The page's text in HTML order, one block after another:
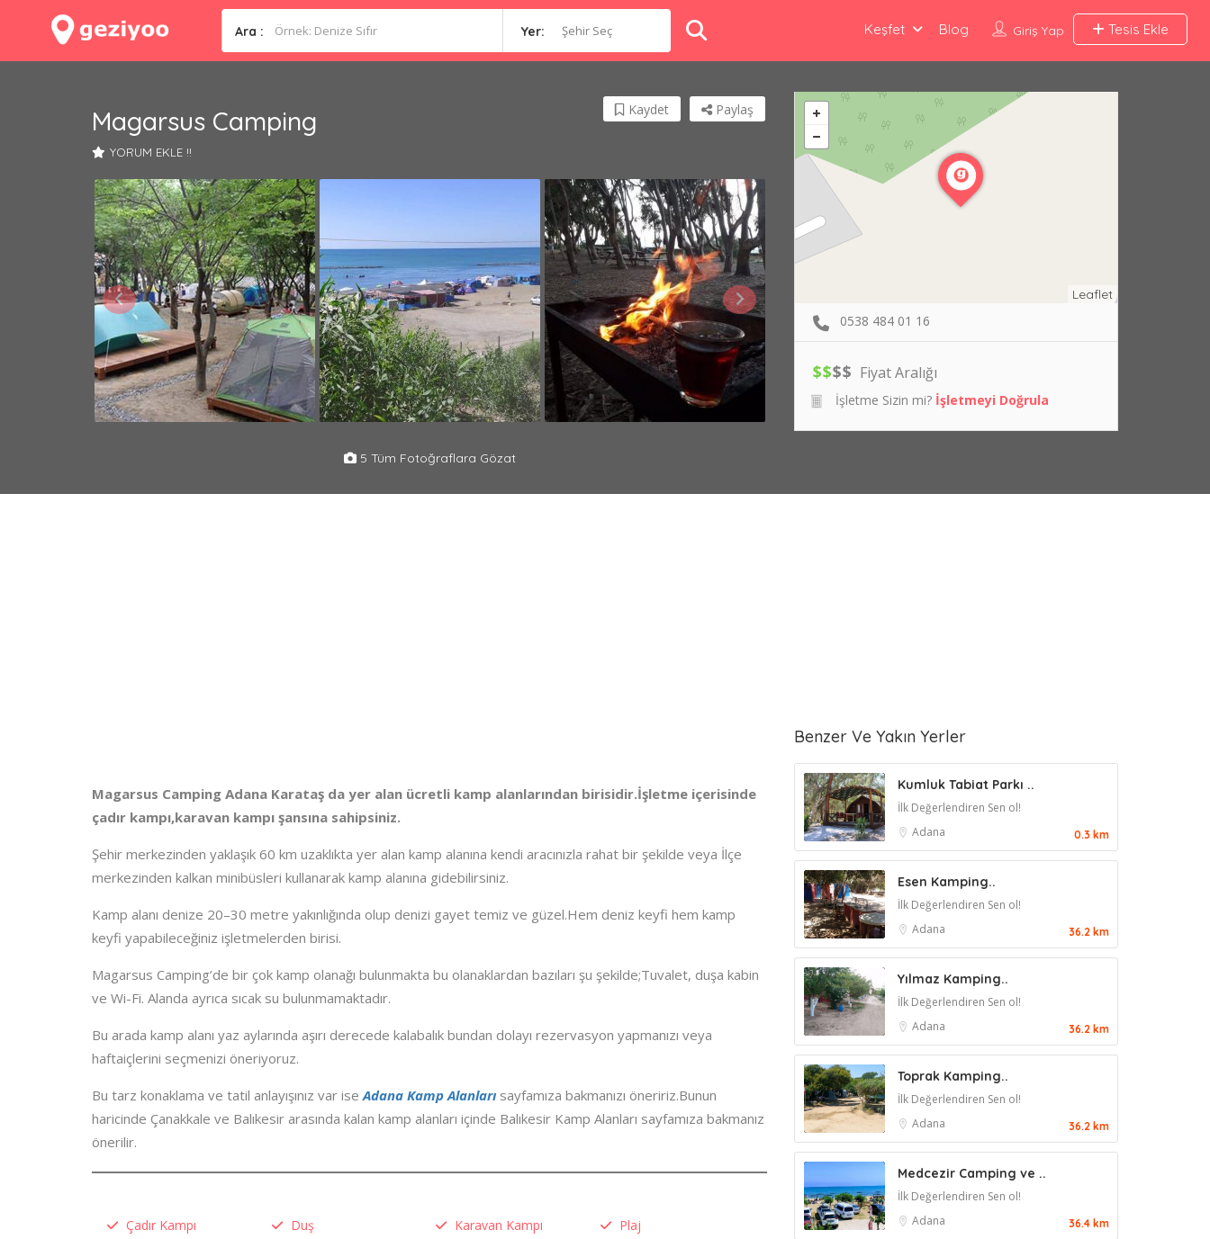
Ara : Yer: Şehir Seç Giriş Yap Tesis Ekle
Keşfet Blog
Magarsus Camping
YORUM EKLE !!
Paylaş
Kaydet
5 Tüm Fotoğraflara Gözat
Magarsus Camping Adana Karataş da yer alan ücretli kamp alanlarından birisidir.İşletme içerisinde
çadır kampı,karavan kampı şansına sahipsiniz.
Şehir merkezinden yaklaşık 60 km uzaklıkta yer alan kamp alanına kendi aracınızla rahat bir şekilde veya İlçe
merkezinden kalkan minibüsleri kullanarak kamp alanına gidebilirsiniz.
Kamp alanı denize 20–30 metre yakınlığında olup denizi gayet temiz ve güzel.Hem deniz keyfi hem kamp
keyfi yapabileceğiniz işletmelerden birisi.
Magarsus Camping’de bir çok kamp olanağı bulunmakta bu olanaklardan bazıları şu şekilde;Tuvalet, duşa kabin
ve Wi-Fi. Alanda ayrıca sıcak su bulunmamaktadır.
Bu arada kamp alanı yaz aylarında aşırı derecede kalabalık bundan dolayı rezervasyon yapmanızı veya
haftaiçlerini seçmenizi öneriyoruz.
Bu tarz konaklama ve tatil anlayışınız var ise Adana Kamp Alanları sayfamıza bakmanızı öneririz.Bunun
haricinde Çanakkale ve Balıkesir arasında kalan kamp alanları içinde Balıkesir Kamp Alanları sayfamıza bakmanız
önerilir.
Çadır Kampı Duş Karavan Kampı Plaj
Leaflet
0538 484 01 16
$$$$ Fiyat Aralığı
İşletme Sizin mi? İşletmeyi Doğrula
Benzer Ve Yakın Yerler
Kumluk Tabiat Parkı ..
İlk Değerlendiren Sen ol!
Adana
0.3 km
Esen Kamping..
İlk Değerlendiren Sen ol!
Adana
36.2 km
Yılmaz Kamping..
İlk Değerlendiren Sen ol!
Adana
36.2 km
Toprak Kamping..
İlk Değerlendiren Sen ol!
Adana
36.2 km
Medcezir Camping ve ..
İlk Değerlendiren Sen ol!
Adana
36.4 km